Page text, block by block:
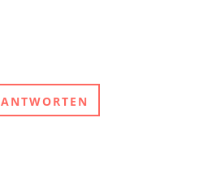
ANTWORTEN